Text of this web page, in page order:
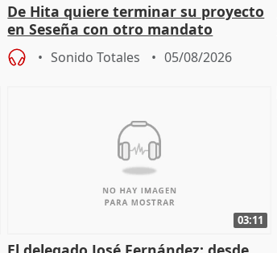
De Hita quiere terminar su proyecto
en Seseña con otro mandato
Sonido Totales 05/08/2026
03:11